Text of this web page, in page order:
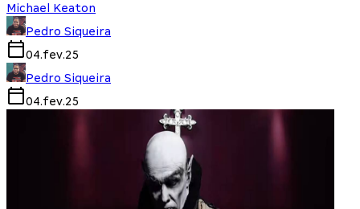
Michael Keaton
Pedro Siqueira
04.fev.25
Pedro Siqueira
04.fev.25